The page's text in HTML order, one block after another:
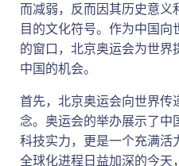
而减弱，反而因其历史意义
目的文化符号。作为中国
的窗口，北京奥运会为世界
中国的机会。
首先，北京奥运会向世界传
念。奥运会的举办展示了中
科技实力，更是一个充满活
全球化进程日益加深的今天